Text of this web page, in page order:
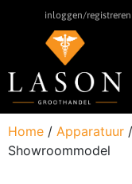
inloggen/registreren
Home / Apparatuur /
Showroommodel